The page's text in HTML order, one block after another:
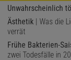
Unwahrscheinlich
Ästhetik | Was die
verrät
Frühe Bakterien-
zwei Todesfälle in